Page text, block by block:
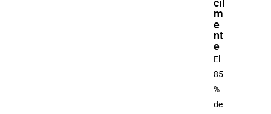
cil
m
e
nt
e
El
85
%
de